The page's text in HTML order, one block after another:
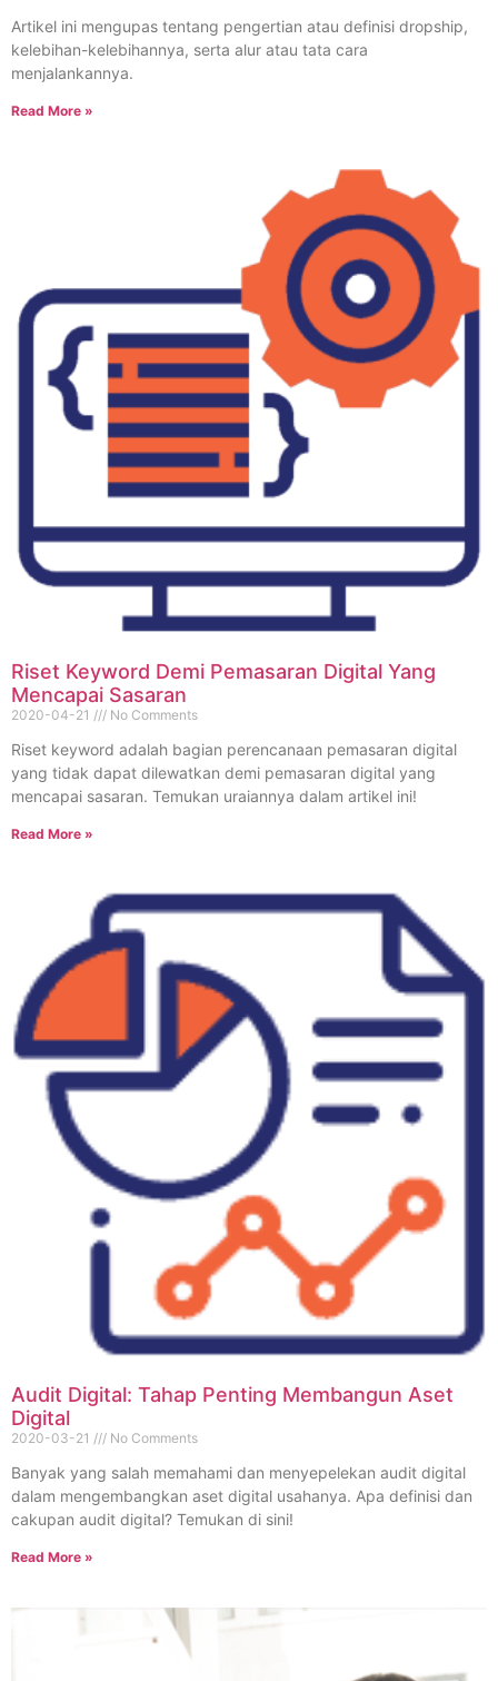
Artikel ini mengupas tentang pengertian atau definisi dropship,
kelebihan-kelebihannya, serta alur atau tata cara
menjalankannya.
Read More »
Riset Keyword Demi Pemasaran Digital Yang
Mencapai Sasaran
2020-04-21 No Comments
Riset keyword adalah bagian perencanaan pemasaran digital
yang tidak dapat dilewatkan demi pemasaran digital yang
mencapai sasaran. Temukan uraiannya dalam artikel ini!
Read More »
Audit Digital: Tahap Penting Membangun Aset
Digital
2020-03-21 No Comments
Banyak yang salah memahami dan menyepelekan audit digital
dalam mengembangkan aset digital usahanya. Apa definisi dan
cakupan audit digital? Temukan di sini!
Read More »